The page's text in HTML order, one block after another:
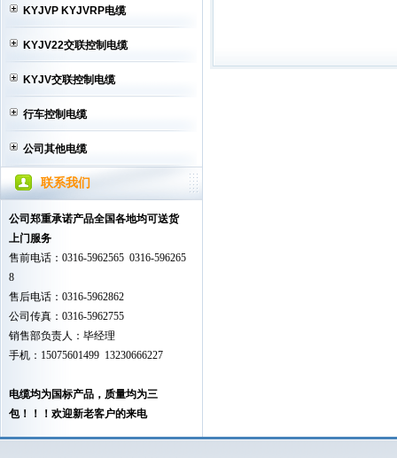
KYJVP KYJVRP电缆
KYJV22交联控制电缆
KYJV交联控制电缆
行车控制电缆
公司其他电缆
联系我们
公司郑重承诺产品全国各地均可送货
上门服务
售前电话：0316-5962565 0316-596265
8
售后电话：0316-5962862
公司传真：0316-5962755
销售部负责人：毕经理
手机：15075601499 13230666227
电缆均为国标产品，质量均为三
包！！！欢迎新老客户的来电